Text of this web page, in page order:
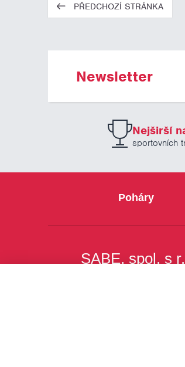
PŘEDCHOZÍ STRÁNKA
Newsletter
Nejširší
sportovních
Poháry
SABE, spol. s